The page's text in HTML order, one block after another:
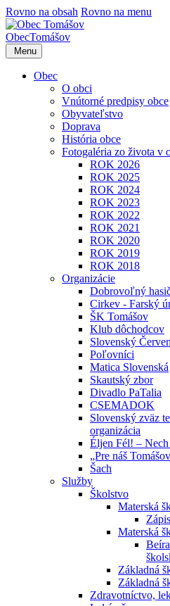
Rovno na obsah Rovno na menu
ObecTomášov
Menu
Obec
O obci
Vnútorné predpisy obce
Obyvateľstvo
Doprava
História obce
Fotogaléria zo života v
ROK 2026
ROK 2025
ROK 2024
ROK 2023
ROK 2022
ROK 2021
ROK 2020
ROK 2019
ROK 2018
Organizácie
Dobrovoľný
Cirkev - Farský
ŠK Tomášov
Klub dôchodcov
Slovenský
Poľovníci
Matica Slovenská
Skautský zbor
Divadlo PaTalia
CSEMADOK
Slovenský zväz
organizácia
Éljen Fél! –
„Pre náš
Šach
Služby
Školstvo
Materská
Materská
Základná
Základná
Zdravotníctvo,